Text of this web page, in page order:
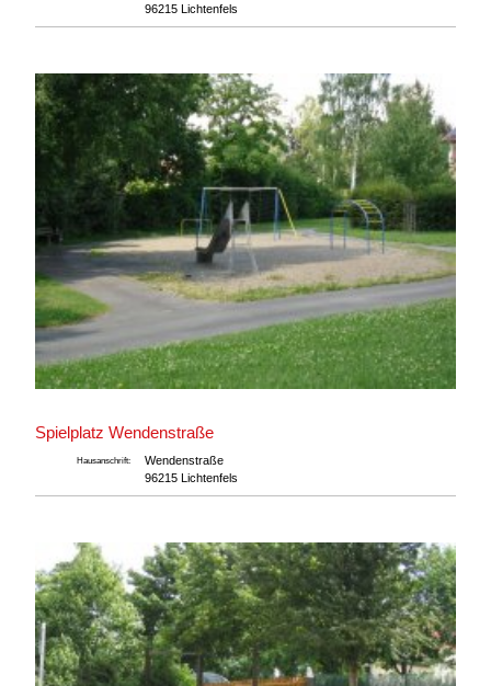
96215 Lichtenfels
Spielplatz Wendenstraße
Hausanschrift:
Wendenstraße
96215 Lichtenfels